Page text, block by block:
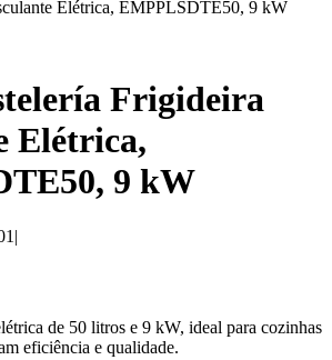
Elétrica, EMPPLSDTE50, 9 kW
Frigideira
Elétrica,
9 kW
|
de 50 litros e 9 kW, ideal para cozinhas
eficiência e qualidade.